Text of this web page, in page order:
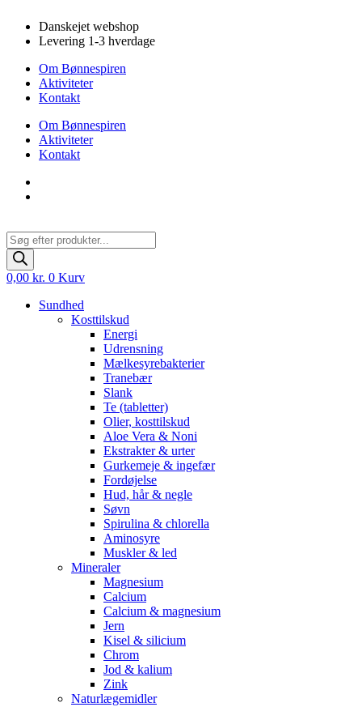
indhold
Danskejet webshop
Levering 1-3 hverdage
Om Bønnespiren
Aktiviteter
Kontakt
Om Bønnespiren
Aktiviteter
Kontakt
Products
search
0,00 kr. 0 Kurv
Sundhed
Kosttilskud
Energi
Udrensning
Mælkesyrebakterier
Tranebær
Slank
Te (tabletter)
Olier, kosttilskud
Aloe Vera & Noni
Ekstrakter & urter
Gurkemeje & ingefær
Fordøjelse
Hud, hår & negle
Søvn
Spirulina & chlorella
Aminosyre
Muskler & led
Mineraler
Magnesium
Calcium
Calcium & magnesium
Jern
Kisel & silicium
Chrom
Jod & kalium
Zink
Naturlægemidler